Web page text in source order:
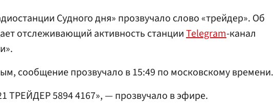
Судного дня» прозвучало слово «трейдер». Об
отслеживающий активность станцииTelegram-канал
сообщение прозвучало в 15:49 по московскому времени.
ТРЕЙДЕР 5894 4167», — прозвучало в эфире.